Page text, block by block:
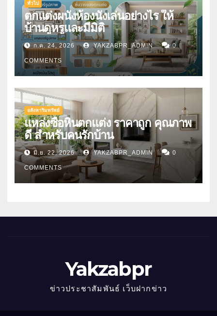
ทั่วไป
ตกแต่งผนังห้องนั่งเล่นอย่างไร ให้
บ้านดูหรูและมีมิติ
ก.ค. 24, 2026 YAKZABPR_ADMIN 0
COMMENTS
อสังหาริมทรัพย์
แหล่งซื้อหินตกแต่ง ราคาถูก คุณภาพ
ดี สำหรับคนรักบ้าน
มิ.ย. 22, 2026 YAKZABPR_ADMIN 0
COMMENTS
Yakzabpr
ข่าวประชาสัมพันธ์ เว็บฝากข่าว